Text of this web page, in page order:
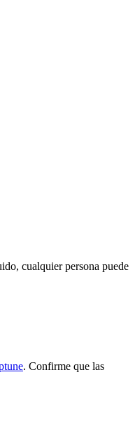
cualquier persona puede
. Confirme que las